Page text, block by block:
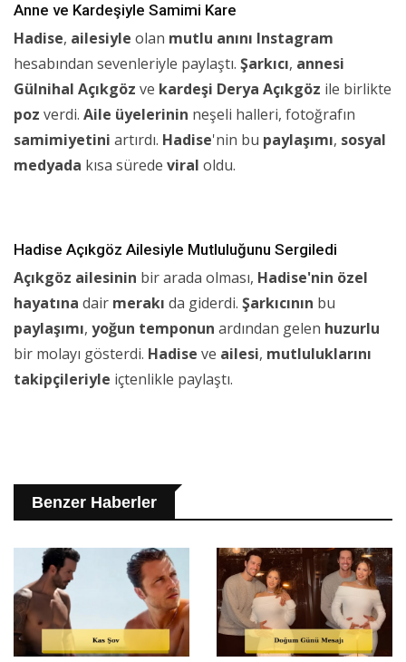
Anne ve Kardeşiyle Samimi Kare
Hadise, ailesiyle olan mutlu anını Instagram
hesabından sevenleriyle paylaştı. Şarkıcı, annesi
Gülnihal Açıkgöz ve kardeşi Derya Açıkgöz ile birlikte
poz verdi. Aile üyelerinin neşeli halleri, fotoğrafın
samimiyetini artırdı. Hadise'nin bu paylaşımı, sosyal
medyada kısa sürede viral oldu.
Hadise Açıkgöz Ailesiyle Mutluluğunu Sergiledi
Açıkgöz ailesinin bir arada olması, Hadise'nin özel
hayatına dair merakı da giderdi. Şarkıcının bu
paylaşımı, yoğun temponun ardından gelen huzurlu
bir molayı gösterdi. Hadise ve ailesi, mutluluklarını
takipçileriyle içtenlikle paylaştı.
Benzer Haberler